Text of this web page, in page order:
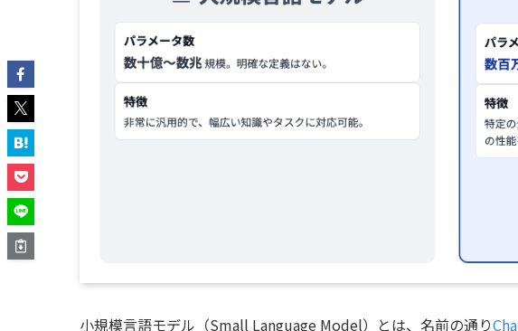
小規模言語モデル（Small Language Model）とは、名前の通り